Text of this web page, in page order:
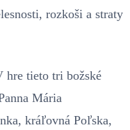
rozkoši a straty
hre tieto tri božské
Mária
kráľovná Poľska,